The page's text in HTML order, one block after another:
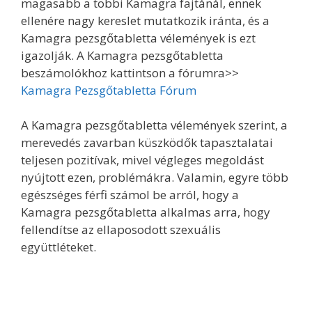
ellenére nagy kereslet mutatkozik iránta, és a
Kamagra pezsgőtabletta vélemények is ezt
igazolják. A Kamagra pezsgőtabletta
beszámolókhoz kattintson a fórumra>>
Kamagra Pezsgőtabletta Fórum
A Kamagra pezsgőtabletta vélemények szerint, a
merevedés zavarban küszködők tapasztalatai
teljesen pozitívak, mivel végleges megoldást
nyújtott ezen, problémákra. Valamin, egyre több
egészséges férfi számol be arról, hogy a
Kamagra pezsgőtabletta alkalmas arra, hogy
fellendítse az ellaposodott szexuális
együttléteket.